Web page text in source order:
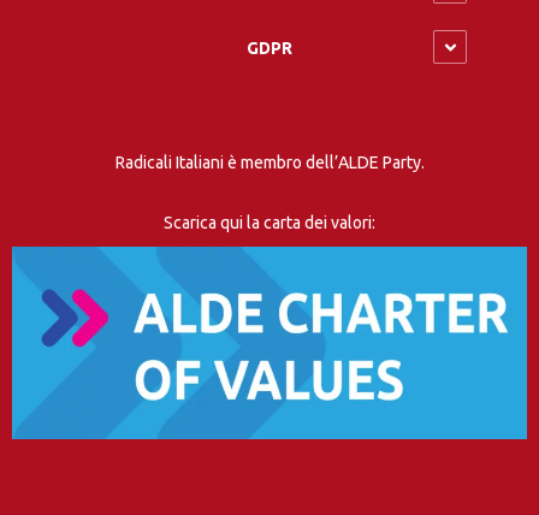
GDPR
Radicali Italiani è membro dell’ALDE Party.
Scarica qui la carta dei valori: